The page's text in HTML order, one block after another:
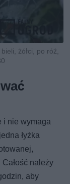
żółci, po róż,
i nie wymaga
łyżka
należy
aby